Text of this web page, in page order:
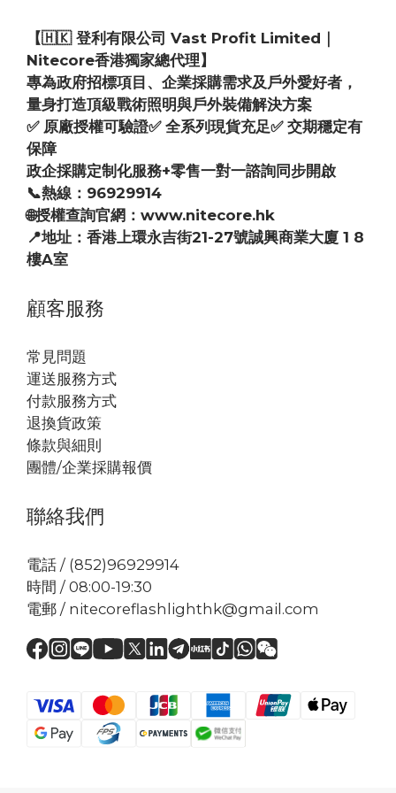
【🇭🇰 登利有限公司 Vast Profit Limited｜
Nitecore香港獨家總代理】
專為政府招標項目、企業採購需求及戶外愛好者，
量身打造頂級戰術照明與戶外裝備解決方案
✅ 原廠授權可驗證✅ 全系列現貨充足✅ 交期穩定有
保障
政企採購定制化服務+零售一對一諮詢同步開啟
📞熱線：96929914
🌐授權查詢官網：www.nitecore.hk
📍地址：香港上環永吉街21-27號誠興商業大廈 1 8
樓A室
顧客服務
常見問題
運送服務方式
付款服務方式
退換貨政策
條款與細則
團體/企業採購報價
聯絡我們
電話 / (852)96929914
時間 / 08:00-19:30
電郵 / nitecoreflashlighthk@gmail.com